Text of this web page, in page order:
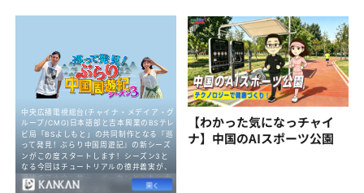
【わかった気になっチャイ
ナ】中国のAIスポーツ公園